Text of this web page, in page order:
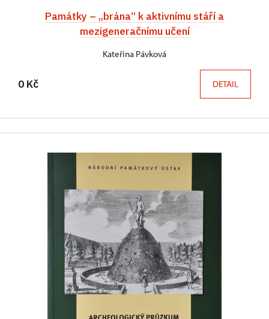
Památky – „brána“ k aktivnímu stáří a
mezigeneračnímu učení
Kateřina Pávková
0 Kč DETAIL